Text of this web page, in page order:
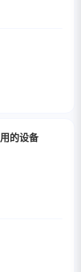
的设备